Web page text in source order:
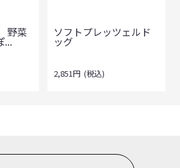
野菜
...
ソフトプレッツェルド
ッグ
2,851円 (税込)